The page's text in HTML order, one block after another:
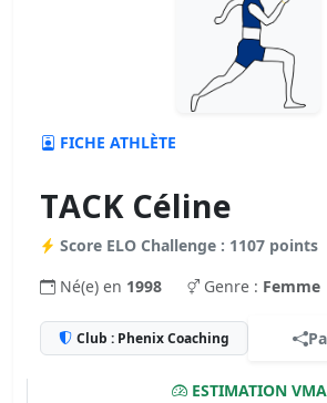
FICHE ATHLÈTE
TACK Céline
Score ELO Challenge : 1107 points
Né(e) en 1998 Genre : Femme
Club : Phenix Coaching
ESTIMATION VMA